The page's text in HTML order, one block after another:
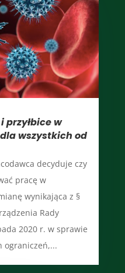
przyłbice w
wszystkich od
decyduje czy
pracę w
wynikająca z §
Rady
2020 r. w sprawie
ograniczeń,...